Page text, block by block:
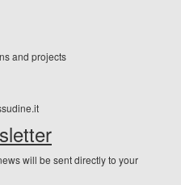
and projects
will be sent directly to your